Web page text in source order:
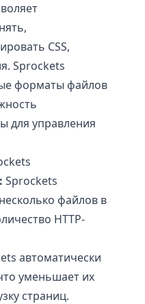
CSS,
Sprockets
форматы файлов
для управления
Sprockets
файлов в
HTTP-
автоматически
уменьшает их
страниц.